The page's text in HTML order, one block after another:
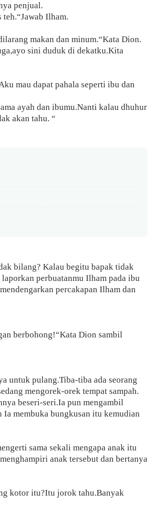
penjual.
Ilham.
makan dan minum.“Kata Dion.
sini duduk di dekatku.Kita
mau dapat pahala seperti ibu dan
ayah dan ibumu.Nanti kalau dhuhur
akan tahu. “
bilang? Kalau begitu bapak tidak
perbuatanmu Ilham pada ibu
percakapan Ilham dan
berbohong!“Kata Dion sambil
untuk pulang.Tiba-tiba ada seorang
mengorek-orek tempat sampah.
beseri-seri.Ia pun mengambil
membuka bungkusan itu kemudian
sama sekali mengapa anak itu
anak tersebut dan bertanya
kotor itu?Itu jorok tahu.Banyak